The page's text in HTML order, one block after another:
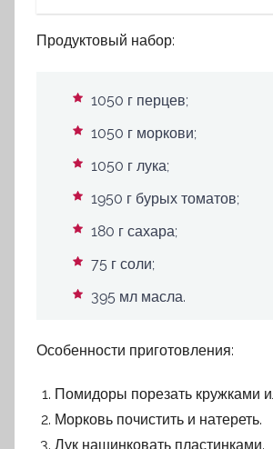
Продуктовый набор:
1050 г перцев;
1050 г моркови;
1050 г лука;
1950 г бурых томатов;
180 г сахара;
75 г соли;
395 мл масла.
Особенности приготовления:
Помидоры порезать кружками
Морковь почистить и натереть.
Лук нашинковать пластинками.